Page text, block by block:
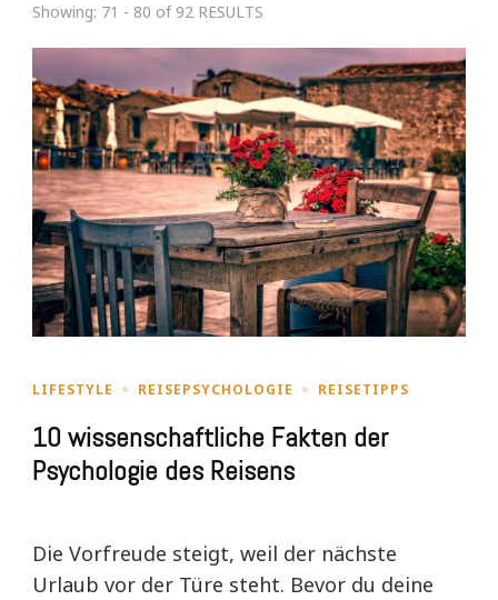
Showing: 71 - 80 of 92 RESULTS
LIFESTYLE REISEPSYCHOLOGIE REISETIPPS
10 wissenschaftliche Fakten der
Psychologie des Reisens
Die Vorfreude steigt, weil der nächste
Urlaub vor der Türe steht. Bevor du deine